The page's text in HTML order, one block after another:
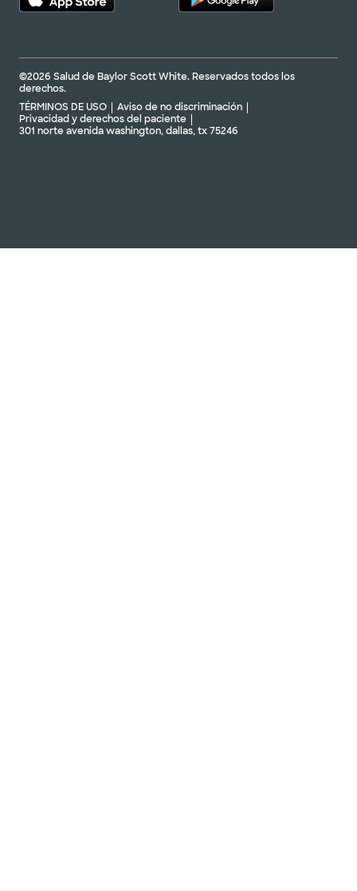
©2026 Salud de Baylor Scott White. Reservados todos los
derechos.
TÉRMINOS DE USO
Aviso de no discriminación
Privacidad y derechos del paciente
301 norte avenida washington, dallas, tx 75246